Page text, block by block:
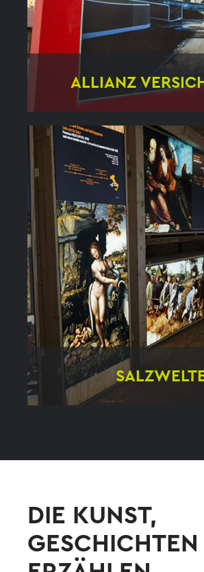
ALLIANZ
Konsequente
DIE KUNST,